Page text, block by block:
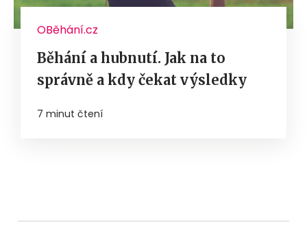
OBěhání.cz
Běhání a hubnutí. Jak na to
správně a kdy čekat výsledky
7 minut čtení